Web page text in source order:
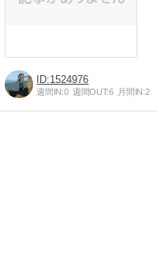
1524976
週間IN:0 週間OUT:6 月間IN:2